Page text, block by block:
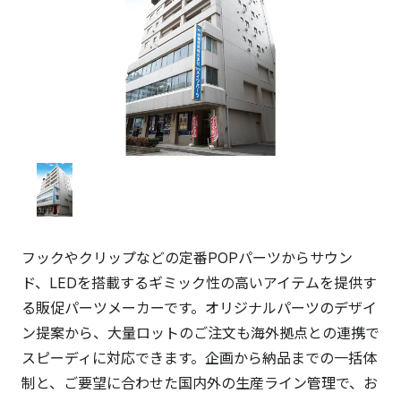
フックやクリップなどの定番POPパーツからサウン
ド、LEDを搭載するギミック性の高いアイテムを提供す
る販促パーツメーカーです。オリジナルパーツのデザイ
ン提案から、大量ロットのご注文も海外拠点との連携で
スピーディに対応できます。企画から納品までの一括体
制と、ご要望に合わせた国内外の生産ライン管理で、お